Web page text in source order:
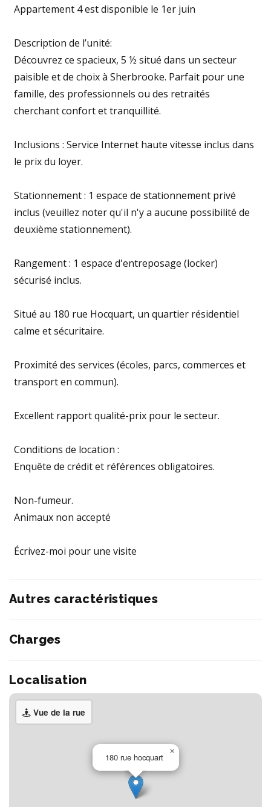
Appartement 4 est disponible le 1er juin
Description de l’unité:
Découvrez ce spacieux, 5 ½ situé dans un secteur
paisible et de choix à Sherbrooke. Parfait pour une
famille, des professionnels ou des retraités
cherchant confort et tranquillité.
Inclusions : Service Internet haute vitesse inclus dans
le prix du loyer.
Stationnement : 1 espace de stationnement privé
inclus (veuillez noter qu'il n'y a aucune possibilité de
deuxième stationnement).
Rangement : 1 espace d'entreposage (locker)
sécurisé inclus.
Situé au 180 rue Hocquart, un quartier résidentiel
calme et sécuritaire.
Proximité des services (écoles, parcs, commerces et
transport en commun).
Excellent rapport qualité-prix pour le secteur.
Conditions de location :
Enquête de crédit et références obligatoires.
Non-fumeur.
Animaux non accepté
Écrivez-moi pour une visite
Autres caractéristiques
Charges
Localisation
Vue de la rue
180 rue hocquart
×